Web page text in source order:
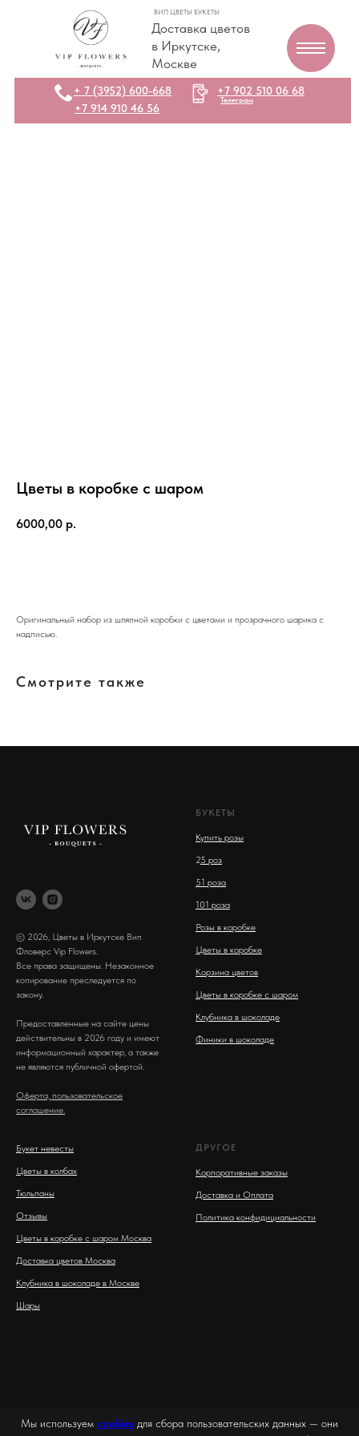
Доставка цветов
в Иркутске,
Москве
ВИП ЦВЕТЫ БУКЕТЫ
+7 914 910 46 56
+7 902 510 06 68
Телеграм
+ 7 (3952) 600-668
Цветы в коробке с шаром
6000,00 р.
Оригинальный набор из шляпной коробки с цветами и прозрачного шарика с
надписью.
Смотрите также
© 2026, Цветы в Иркутске Вип
Фловерс Vip Flowers.
Все права защищены. Незаконное
копирование преследуется по
закону.
Предоставленные на сайте цены
действительны в 2026 году и имеют
информационный характер, а также
не являются публичной офертой.
Оферта, пользовательское
соглашение.
БУКЕТЫ
Купить розы
25 роз
51 роза
101 роза
Розы в коробке
Цветы в коробке
Корзина цветов
Цветы в коробке с шаром
Клубника в шоколаде
Финики в шоколаде
Букет невесты
Цветы в колбах
Тюльпаны
Отзывы
Цветы в коробке с шаром Москва
Доставка цветов Москва
Клубника в шоколаде в Москве
Шары
ДРУГОЕ
Корпоративные заказы
Доставка и Оплата
Политика конфидициальности
Мы используем cookies для сбора пользовательских данных — они